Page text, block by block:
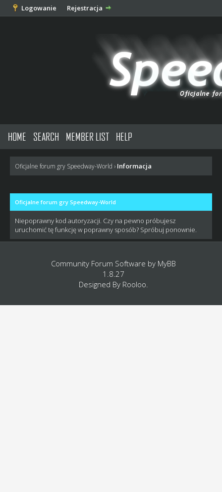
Logowanie Rejestracja
HOME SEARCH MEMBER LIST HELP
Oficjalne forum gry Speedway-World › Informacja
Oficjalne forum gry Speedway-World
Niepoprawny kod autoryzacji. Czy na pewno próbujesz
uruchomić tę funkcję w poprawny sposób? Spróbuj ponownie.
Community Forum Software by MyBB
1.8.27
Designed By Rooloo.